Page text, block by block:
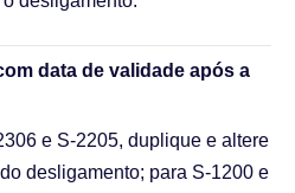
data de validade após a
e S-2205, duplique e altere
desligamento; para S-1200 e